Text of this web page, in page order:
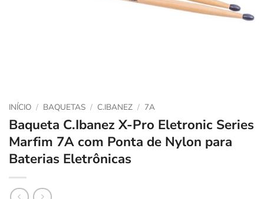
INÍCIO / BAQUETAS / C.IBANEZ / 7A
Baqueta C.Ibanez X-Pro Eletronic Series
Marfim 7A com Ponta de Nylon para
Baterias Eletrônicas